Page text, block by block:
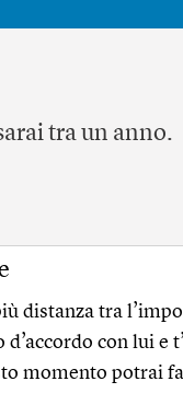
tra un anno.
distanza tra
d’accordo con lui e
momento potrai